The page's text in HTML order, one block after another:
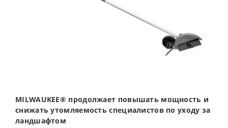
MILWAUKEE® продолжает повышать мощность и
снижать утомляемость специалистов по уходу за
ландшафтом